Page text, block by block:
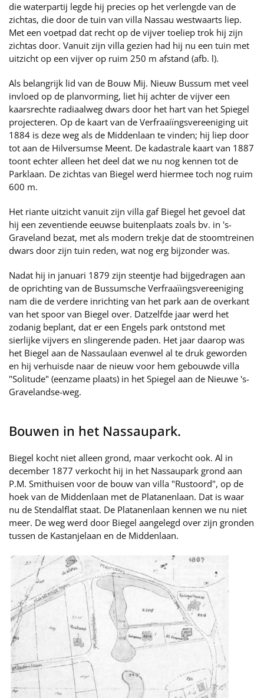
die waterpartij legde hij precies op het verlengde van de
zichtas, die door de tuin van villa Nassau westwaarts liep.
Met een voetpad dat recht op de vijver toeliep trok hij zijn
zichtas door. Vanuit zijn villa gezien had hij nu een tuin met
uitzicht op een vijver op ruim 250 m afstand (afb. l).
Als belangrijk lid van de Bouw Mij. Nieuw Bussum met veel
invloed op de planvorming, liet hij achter de vijver een
kaarsrechte radiaalweg dwars door het hart van het Spiegel
projecteren. Op de kaart van de Verfraaiïngsvereeniging uit
1884 is deze weg als de Middenlaan te vinden; hij liep door
tot aan de Hilversumse Meent. De kadastrale kaart van 1887
toont echter alleen het deel dat we nu nog kennen tot de
Parklaan. De zichtas van Biegel werd hiermee toch nog ruim
600 m.
Het riante uitzicht vanuit zijn villa gaf Biegel het gevoel dat
hij een zeventiende eeuwse buitenplaats zoals bv. in 's-
Graveland bezat, met als modern trekje dat de stoomtreinen
dwars door zijn tuin reden, wat nog erg bijzonder was.
Nadat hij in januari 1879 zijn steentje had bijgedragen aan
de oprichting van de Bussumsche Verfraaïingsvereeniging
nam die de verdere inrichting van het park aan de overkant
van het spoor van Biegel over. Datzelfde jaar werd het
zodanig beplant, dat er een Engels park ontstond met
sierlijke vijvers en slingerende paden. Het jaar daarop was
het Biegel aan de Nassaulaan evenwel al te druk geworden
en hij verhuisde naar de nieuw voor hem gebouwde villa
"Solitude" (eenzame plaats) in het Spiegel aan de Nieuwe 's-
Gravelandse-weg.
Bouwen in het Nassaupark.
Biegel kocht niet alleen grond, maar verkocht ook. Al in
december 1877 verkocht hij in het Nassaupark grond aan
P.M. Smithuisen voor de bouw van villa "Rustoord", op de
hoek van de Middenlaan met de Platanenlaan. Dat is waar
nu de Stendalflat staat. De Platanenlaan kennen we nu niet
meer. De weg werd door Biegel aangelegd over zijn gronden
tussen de Kastanjelaan en de Middenlaan.